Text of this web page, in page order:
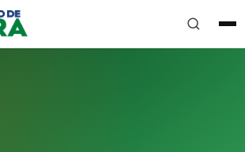
Descentralizado Municipal del